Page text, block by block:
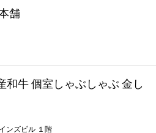
舗
和牛 個室しゃぶしゃぶ 金し
ンズビル １階